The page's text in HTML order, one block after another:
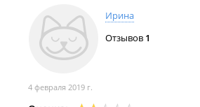
Ирина
Отзывов 1
4 февраля 2019 г.